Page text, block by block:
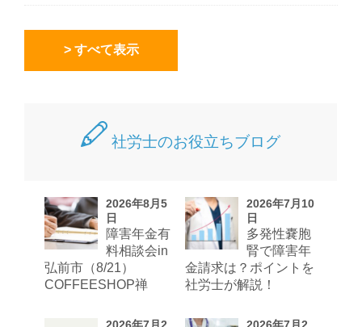
> すべて表示
社労士のお役立ちブログ
2026年8月5
日
障害年金有
料相談会in
弘前市（8/21）
COFFEESHOP禅
2026年7月10
日
多発性嚢胞
腎で障害年
金請求は？ポイントを
社労士が解説！
2026年7月2
2026年7月2